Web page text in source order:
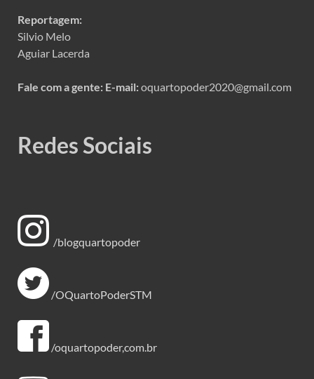
Reportagem:
Silvio Melo
Aguiar Lacerda
Fale com a gente: E-mail:oquartopoder2020@gmail.com
Redes Sociais
/blogquartopoder
/OQuartoPoderSTM
/oquartopoder,com.br